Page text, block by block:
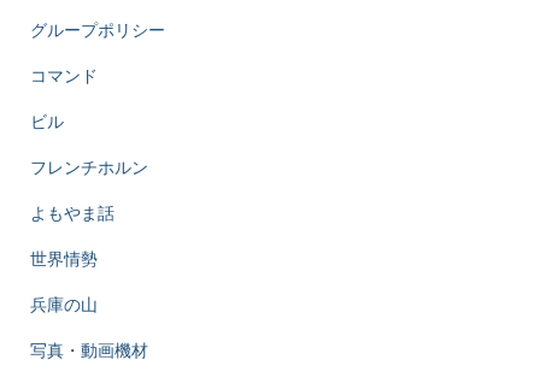
グループポリシー
コマンド
ビル
フレンチホルン
よもやま話
世界情勢
兵庫の山
写真・動画機材